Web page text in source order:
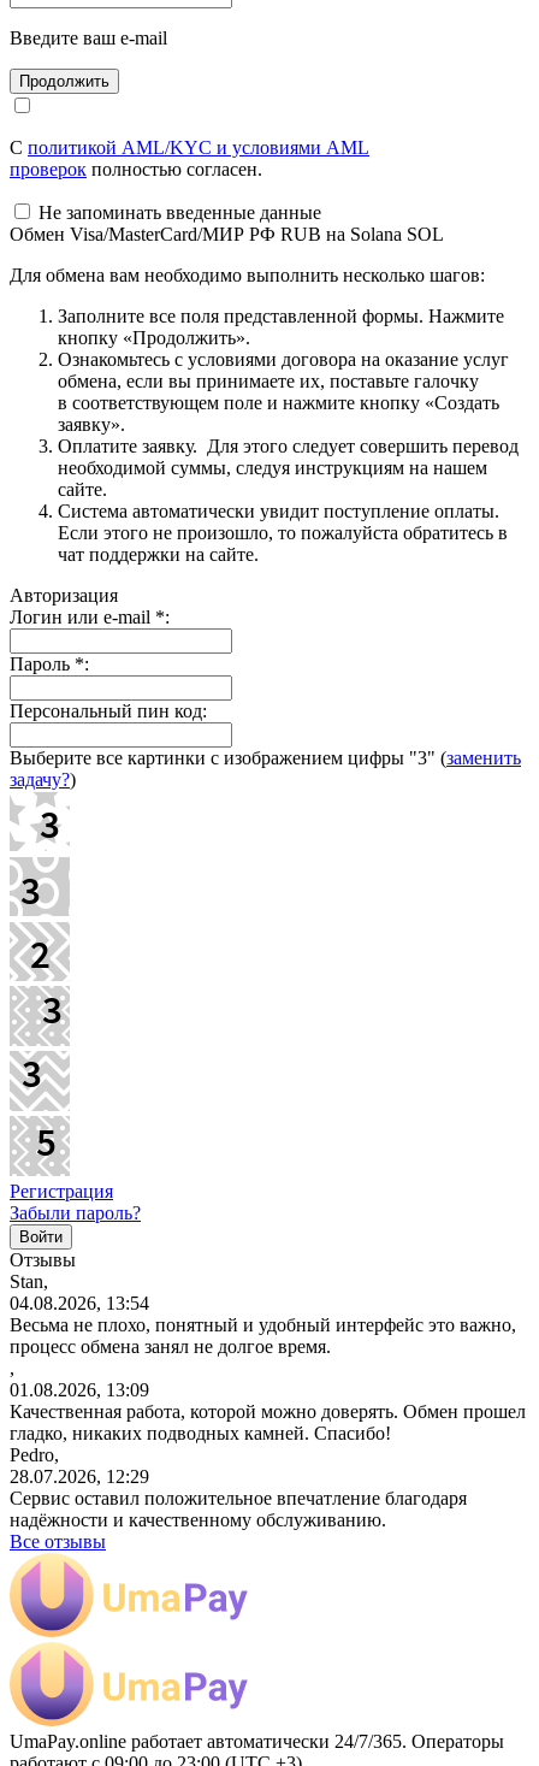
Введите ваш e-mail
С политикой AML/KYC и условиями AML
проверок полностью согласен.
Не запоминать введенные данные
Обмен Visa/MasterCard/МИР РФ RUB на Solana SOL
Для обмена вам необходимо выполнить несколько шагов:
Заполните все поля представленной формы. Нажмите
кнопку «Продолжить».
Ознакомьтесь с условиями договора на оказание услуг
обмена, если вы принимаете их, поставьте галочку
в соответствующем поле и нажмите кнопку «Создать
заявку».
Оплатите заявку. Для этого следует совершить перевод
необходимой суммы, следуя инструкциям на нашем
сайте.
Система автоматически увидит поступление оплаты.
Если этого не произошло, то пожалуйста обратитесь в
чат поддержки на сайте.
Авторизация
Логин или e-mail *:
Пароль *:
Персональный пин код:
Выберите все картинки с изображением цифры "3" (заменить
задачу?)
Регистрация
Забыли пароль?
Отзывы
Stan,
04.08.2026, 13:54
Весьма не плохо, понятный и удобный интерфейс это важно,
процесс обмена занял не долгое время.
,
01.08.2026, 13:09
Качественная работа, которой можно доверять. Обмен прошел
гладко, никаких подводных камней. Спасибо!
Pedro,
28.07.2026, 12:29
Сервис оставил положительное впечатление благодаря
надёжности и качественному обслуживанию.
Все отзывы
UmaPay.online работает автоматически 24/7/365. Операторы